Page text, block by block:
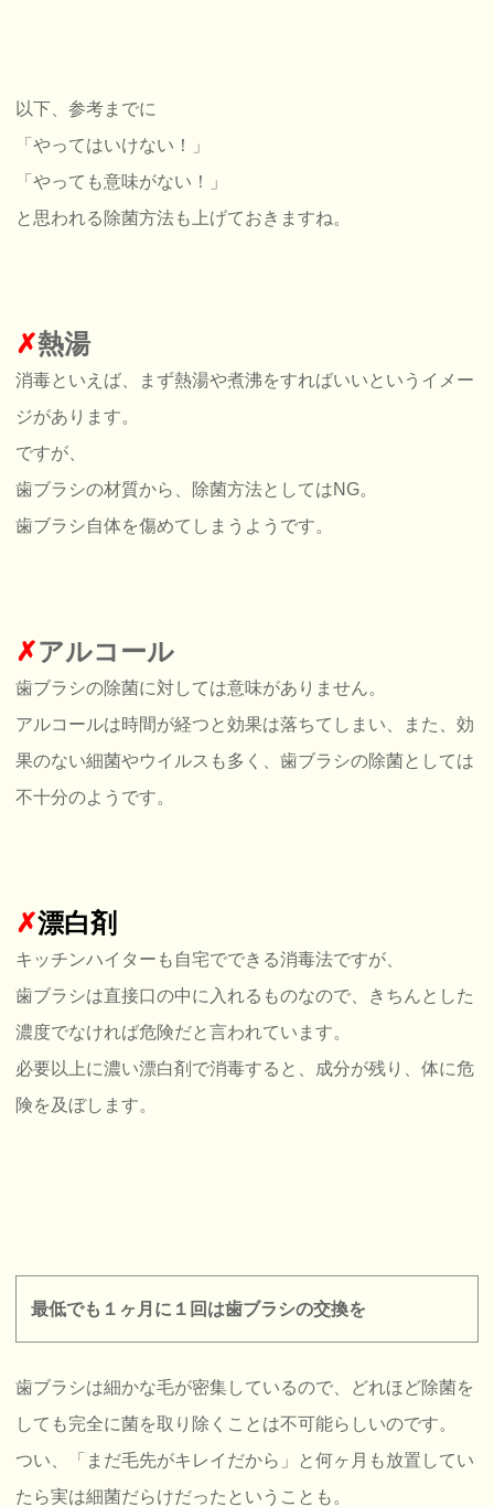
以下、参考までに
「やってはいけない！」
「やっても意味がない！」
と思われる除菌方法も上げておきますね。
✗熱湯
消毒といえば、まず熱湯や煮沸をすればいいというイメー
ジがあります。
ですが、
歯ブラシの材質から、除菌方法としてはNG。
歯ブラシ自体を傷めてしまうようです。
✗アルコール
歯ブラシの除菌に対しては意味がありません。
アルコールは時間が経つと効果は落ちてしまい、また、効
果のない細菌やウイルスも多く、歯ブラシの除菌としては
不十分のようです。
✗漂白剤
キッチンハイターも自宅でできる消毒法ですが、
歯ブラシは直接口の中に入れるものなので、きちんとした
濃度でなければ危険だと言われています。
必要以上に濃い漂白剤で消毒すると、成分が残り、体に危
険を及ぼします。
最低でも１ヶ月に１回は歯ブラシの交換を
歯ブラシは細かな毛が密集しているので、どれほど除菌を
しても完全に菌を取り除くことは不可能らしいのです。
つい、「まだ毛先がキレイだから」と何ヶ月も放置してい
たら実は細菌だらけだったということも。